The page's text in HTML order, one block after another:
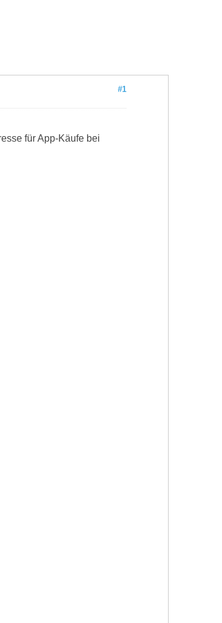
#1
für App-Käufe bei